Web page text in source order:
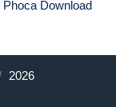
Phoca Download
2026